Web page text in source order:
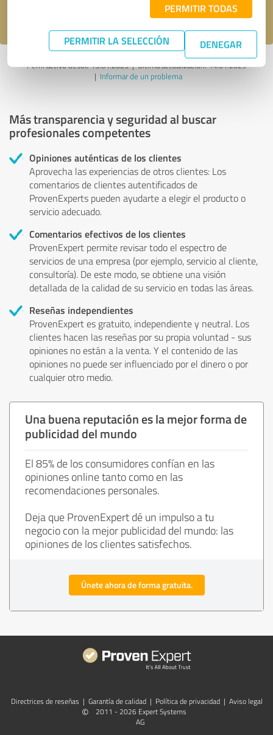
PERMITIR TODAS
PERMITIR LA SELECCIÓN DENEGAR
Perfil activo desde 13.01.2025 |Última actualización: 14.01.2025
| Informar de un problema
Más transparencia y seguridad al buscar
profesionales competentes
Opiniones auténticas de los clientes
Aprovecha las experiencias de otros clientes: Los
comentarios de clientes autentificados de
ProvenExperts pueden ayudarte a elegir el producto o
servicio adecuado.
Comentarios efectivos de los clientes
ProvenExpert permite revisar todo el espectro de
servicios de una empresa (por ejemplo, servicio al cliente,
consultoría). De este modo, se obtiene una visión
detallada de la calidad de su servicio en todas las áreas.
Reseñas independientes
ProvenExpert es gratuito, independiente y neutral. Los
clientes hacen las reseñas por su propia voluntad - sus
opiniones no están a la venta. Y el contenido de las
opiniones no puede ser influenciado por el dinero o por
cualquier otro medio.
Una buena reputación es la mejor forma de
publicidad del mundo
El 85% de los consumidores confían en las
opiniones online tanto como en las
recomendaciones personales.
Deja que ProvenExpert dé un impulso a tu
negocio con la mejor publicidad del mundo: las
opiniones de los clientes satisfechos.
Únete ahora de forma gratuita.
Directrices de reseñas | Garantía de calidad | Política de privacidad | Aviso legal
©
2011 - 2026 Expert Systems
AG